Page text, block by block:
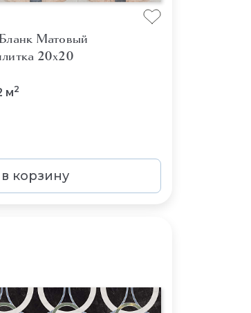
Матовый
20x20
м2
в корзину